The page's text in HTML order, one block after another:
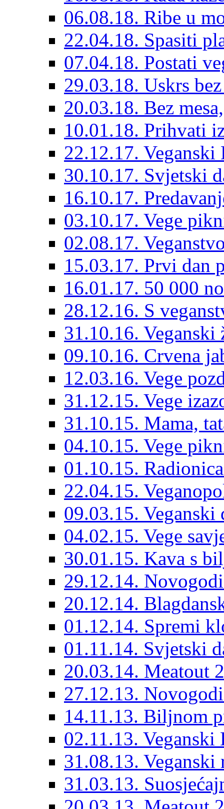
06.08.18. Ribe u
22.04.18. Spasiti
07.04.18. Postati
29.03.18. Uskrs
20.03.18. Bez
10.01.18. Prihvati
22.12.17. Veganski
30.10.17. Svjetski
16.10.17.
03.10.17. Vege
02.08.17.
15.03.17. Prvi dan
16.01.17. 50 000
28.12.16. S
31.10.16. Veganski
09.10.16. Crvena
12.03.16. Vege
31.12.15. Vege
31.10.15. Mama,
04.10.15. Vege
01.10.15.
22.04.15.
09.03.15. Veganski
04.02.15. Vege
30.01.15. Kava s
29.12.14.
20.12.14.
01.12.14. Spremi
01.11.14. Svjetski
20.03.14. Meatout
27.12.13.
14.11.13. Biljnom
02.11.13.
31.08.13. Veganski
31.03.13.